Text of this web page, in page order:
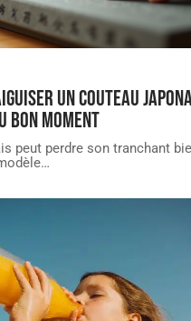
un couteau
bon moment
peut perdre son tranchant
…